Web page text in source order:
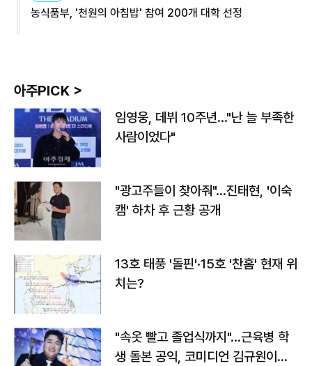
농식품부, '천원의 아침밥' 참여 200개 대학 선정
아주PICK >
임영웅, 데뷔 10주년…"난 늘 부족한
사람이었다"
"광고주들이 찾아줘"…진태현, '이숙
캠' 하차 후 근황 공개
13호 태풍 '돌핀'·15호 '찬홈' 현재 위
치는?
"속옷 빨고 졸업식까지"…근육병 학
생 돌본 공익, 코미디언 김규원이었